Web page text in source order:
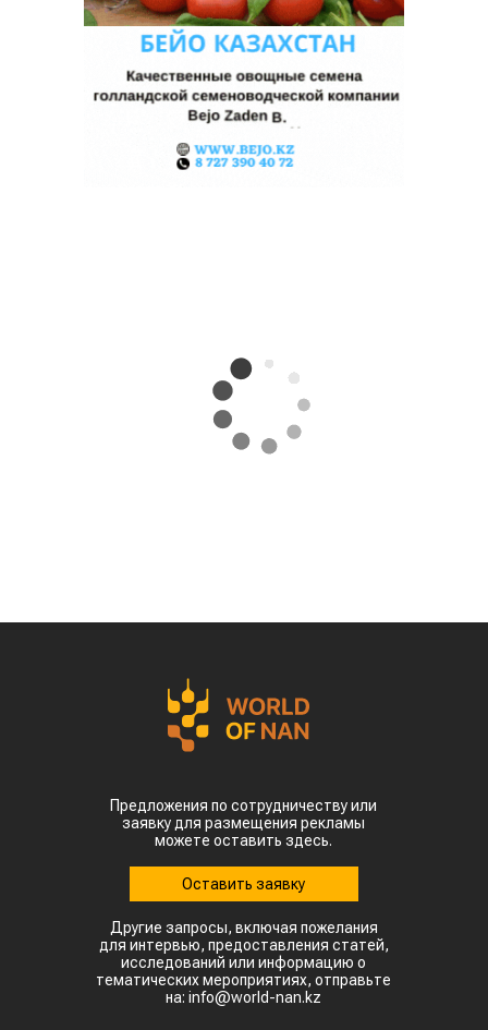
Предложения по сотрудничеству или
заявку для размещения рекламы
можете оставить здесь.
Оставить заявку
Другие запросы, включая пожелания
для интервью, предоставления статей,
исследований или информацию о
тематических мероприятиях, отправьте
на: info@world-nan.kz